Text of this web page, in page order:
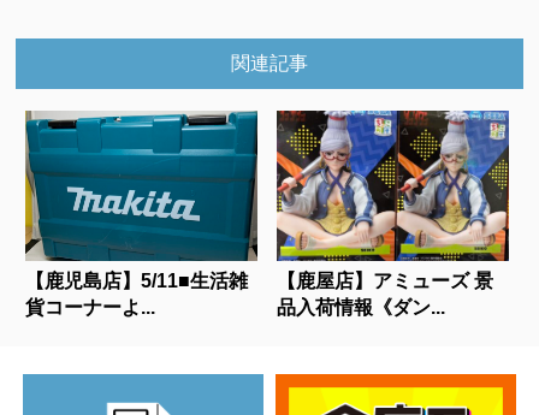
関連記事
【鹿児島店】5/11■生活雑
貨コーナーよ...
【鹿屋店】アミューズ 景
品入荷情報《ダン...